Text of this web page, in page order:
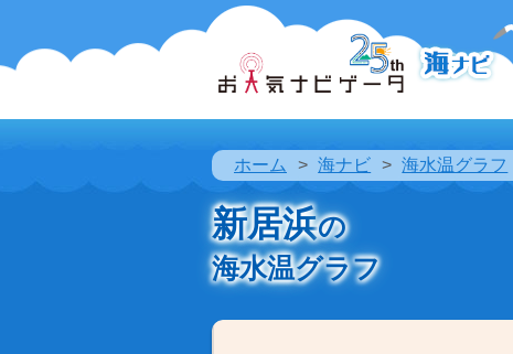
ホーム 海ナビ 海水温グラフ
新居浜の
海水温グラフ